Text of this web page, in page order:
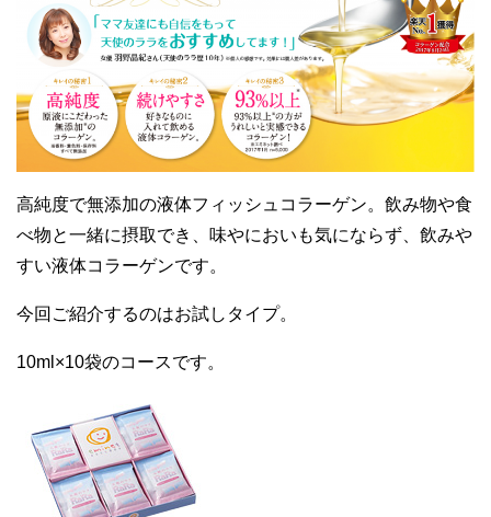
高純度で無添加の液体フィッシュコラーゲン。飲み物や食
べ物と一緒に摂取でき、味やにおいも気にならず、飲みや
すい液体コラーゲンです。
今回ご紹介するのはお試しタイプ。
10ml×10袋のコースです。